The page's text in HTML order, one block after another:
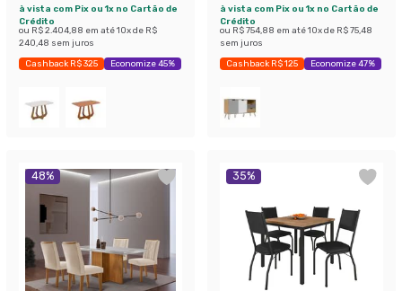
à vista com Pix ou 1x no Cartão de
Crédito
ou R$ 2.404,88 em até10x de R$
240,48 sem juros
Cashback R$ 325 Economize 45%
à vista com Pix ou 1x no Cartão de
Crédito
ou R$ 754,88 em até10x de R$ 75,48
sem juros
Cashback R$ 125 Economize 47%
48% 35%